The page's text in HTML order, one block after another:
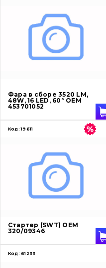
Контакты
Вакансии
Каталог
Фильтры и смазочные
Болты, гайки и элементы
Коронки, зубья, адаптера,
Фара в сборе 3520 LM,
48W, 16 LED, 60° OEM
453701052
Код: 19611
Стартер (SWT) OEM
320/09346
Код: 61233